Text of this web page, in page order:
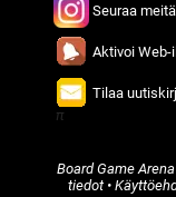
Seuraa
Aktivoi
Tilaa
Board Game Arena
tiedot•
π